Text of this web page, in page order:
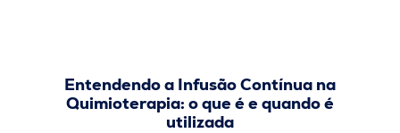
Entendendo a Infusão Contínua na
Quimioterapia: o que é e quando é
utilizada